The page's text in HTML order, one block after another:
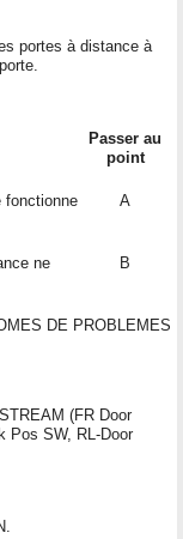
portes à distance à
Passer au
point
fonctionne
A
ne
B
DE PROBLEMES
(FR Door
Pos SW, RL-Door